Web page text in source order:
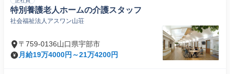
特別養護老人ホームの介護スタッフ
社会福祉法人アスワン山荘
〒759-0136山口県宇部市
月給19万4000円～21万4200円